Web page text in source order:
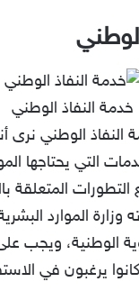
خدمة النفاذ الوطني
النفاذ الوطني نرى
التي يحتاجها
التطورات
وزارة الموارد
الوطنية، ويجب
يرغبون في